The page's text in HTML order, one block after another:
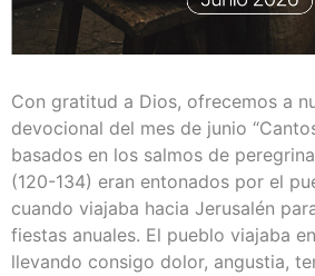
Con gratitud a Dios, ofrecemos a
devocional del mes de junio
basados en los salmos de
(120-134) eran entonados por el
cuando viajaba hacia Jerusalén
fiestas anuales. El pueblo viajaba
llevando consigo dolor, angustia,